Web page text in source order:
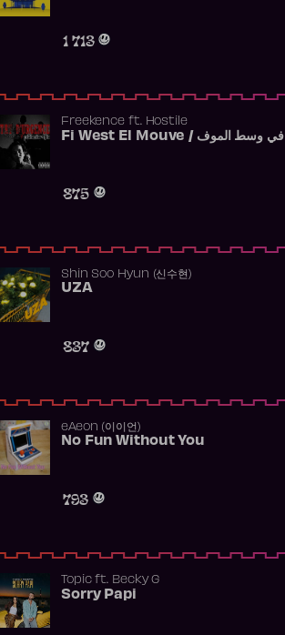
1 713
Freekence ft. Hostile
Fi West El Mouve / في وسط الموف
875
Shin Soo Hyun (신수현)
UZA
837
​eAeon (이이언)
No Fun Without You
793
Topicft. Becky G
Sorry Papi